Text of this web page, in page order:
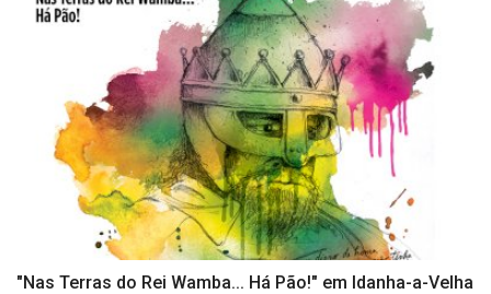
"Nas Terras do Rei Wamba... Há Pão!" em Idanha-a-Velha